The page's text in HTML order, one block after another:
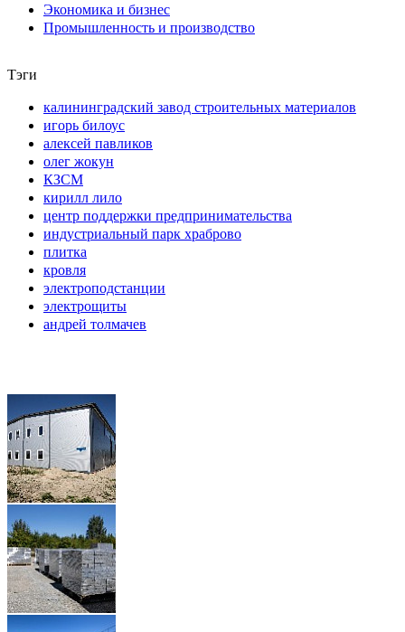
Экономика и бизнес
Промышленность и производство
Тэги
калининградский завод строительных материалов
игорь билоус
алексей павликов
олег жокун
КЗСМ
кирилл лило
центр поддержки предпринимательства
индустриальный парк храброво
плитка
кровля
электроподстанции
электрощиты
андрей толмачев